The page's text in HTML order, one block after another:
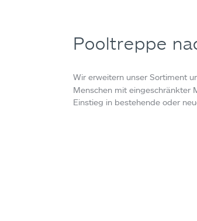
Pooltreppe
Wir erweitern unser Sortiment
Menschen mit eingeschränkter
Einstieg in bestehende oder